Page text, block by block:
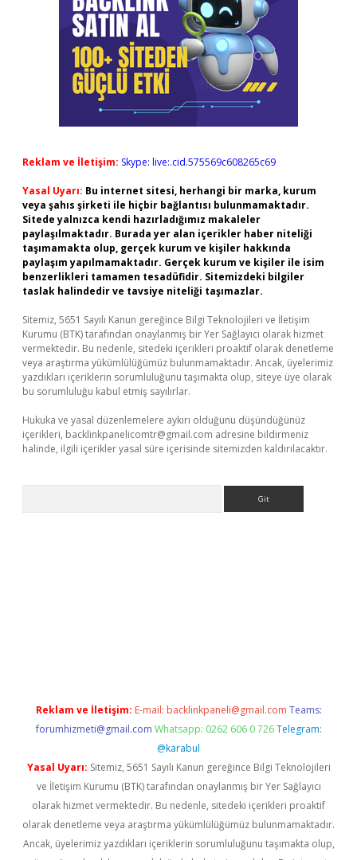
Reklam ve İletişim: Skype: live:.cid.575569c608265c69
Yasal Uyarı: Bu internet sitesi, herhangi bir marka, kurum
veya şahıs şirketi ile hiçbir bağlantısı bulunmamaktadır.
Sitede yalnızca kendi hazırladığımız makaleler
paylaşılmaktadır. Burada yer alan içerikler haber niteliği
taşımamakta olup, gerçek kurum ve kişiler hakkında
paylaşım yapılmamaktadır. Gerçek kurum ve kişiler ile isim
benzerlikleri tamamen tesadüfidir. Sitemizdeki bilgiler
taslak halindedir ve tavsiye niteliği taşımazlar.
Sitemiz, 5651 Sayılı Kanun gereğince Bilgi Teknolojileri ve İletişim
Kurumu (BTK) tarafından onaylanmış bir Yer Sağlayıcı olarak hizmet
vermektedir. Bu nedenle, sitedeki içerikleri proaktif olarak denetleme
veya araştırma yükümlülüğümüz bulunmamaktadır. Ancak, üyelerimiz
yazdıkları içeriklerin sorumluluğunu taşımakta olup, siteye üye olarak
bu sorumluluğu kabul etmiş sayılırlar.
Hukuka ve yasal düzenlemelere aykırı olduğunu düşündüğünüz
içerikleri, backlinkpanelicomtr@gmail.com adresine bildirmeniz
halinde, ilgili içerikler yasal süre içerisinde sitemizden kaldırılacaktır.
Reklam ve İletişim: E-mail: backlinkpaneli@gmail.com Teams:
forumhizmeti@gmail.com Whatsapp: 0262 606 0 726 Telegram:
@karabul
Yasal Uyarı: Sitemiz, 5651 Sayılı Kanun gereğince Bilgi Teknolojileri
ve İletişim Kurumu (BTK) tarafından onaylanmış bir Yer Sağlayıcı
olarak hizmet vermektedir. Bu nedenle, sitedeki içerikleri proaktif
olarak denetleme veya araştırma yükümlülüğümüz bulunmamaktadır.
Ancak, üyelerimiz yazdıkları içeriklerin sorumluluğunu taşımakta olup,